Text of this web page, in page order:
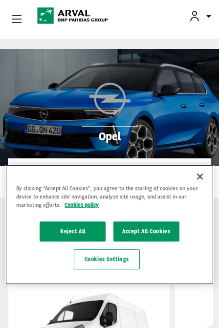
Opel
PODOBNÉ PONUKY
Dostupné ihneď
Podnikatelia
Partneri
O Spoločnosti Arval
Informácie Pre Vodičov
By clicking “Accept All Cookies”, you agree to the storing of cookies on your
device to enhance site navigation, analyze site usage, and assist in our
marketing efforts.
Cookies policy
Reject All Accept All Cookies
Cookies Settings